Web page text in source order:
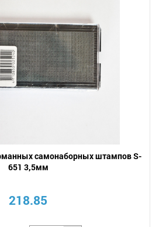
самонаборных штампов S-
651 3,5мм
218.85